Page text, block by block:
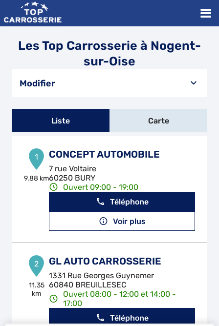
Les Top Carrosserie à Nogent-
sur-Oise
Modifier
Liste Carte
1
9.88 km
CONCEPT AUTOMOBILE
7 rue Voltaire
60250 BURY
Ouvert 09:00 - 19:00
Téléphone
Voir plus
2
11.35
km
GL AUTO CARROSSERIE
1331 Rue Georges Guynemer
60840 BREUILLESEC
Ouvert 08:00 - 12:00 et 14:00 -
17:00
Téléphone